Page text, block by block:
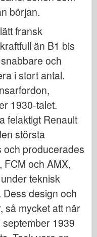
början.
fransk
än B1 bis
och
i stort antal.
1930-talet.
felaktigt Renault
största
och producerades
FCM och AMX,
teknisk
design och
så mycket att när
1939